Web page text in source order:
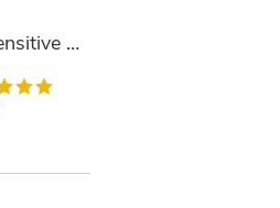
SARANGSAE Estesophy Sensitive Day Cream